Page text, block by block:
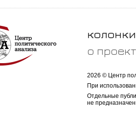
колонки
о
2026 © Центр
При
Отдельные
не